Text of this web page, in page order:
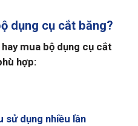
dụng cụ cắt băng?
mua bộ dụng cụ cắt
hợp:
sử dụng nhiều lần